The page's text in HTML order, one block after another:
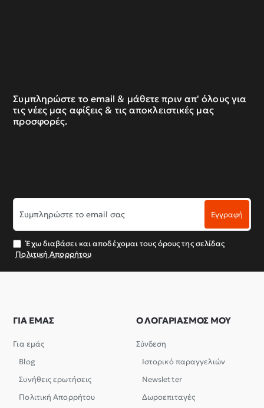
Συμπληρώστε το email & μάθετε πριν απ' όλους για
τις νέες μας αφίξεις & τις αποκλειστικές μας
προσφορές.
Συμπληρώστε
το
email
σας
Εγγραφή
Έχω διαβάσει και αποδέχομαι τους όρους της σελίδας
Πολιτική Απορρήτου
ΓΙΑ ΕΜΑΣ
Για εμάς
Blog
Συνήθεις ερωτήσεις
Πολιτική Απορρήτου
Ο ΛΟΓΑΡΙΑΣΜΟΣ ΜΟΥ
Σύνδεση
Ιστορικό παραγγελιών
Newsletter
Δωροεπιταγές